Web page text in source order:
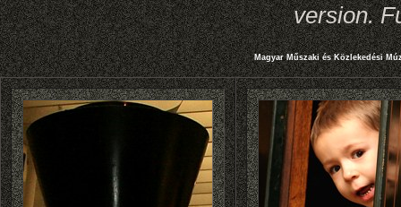
Magyar Műszaki és Közlekedési